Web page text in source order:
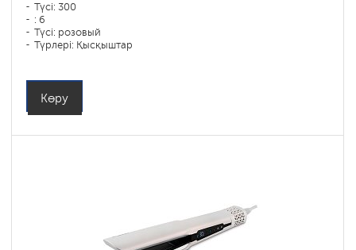
Түсі: 300
: 6
Түсі: розовый
Түрлері: Қысқыштар
Көру